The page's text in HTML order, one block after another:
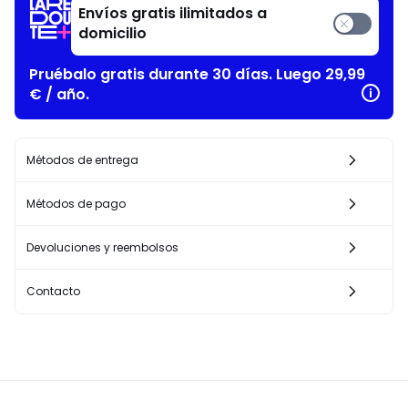
Envíos gratis ilimitados a
domicilio
Pruébalo gratis durante 30 días. Luego 29,99
€ / año.
Métodos de entrega
Métodos de pago
Devoluciones y reembolsos
Contacto